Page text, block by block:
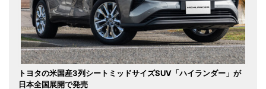
トヨタの米国産3列シートミッドサイズSUV「ハイランダー」が
日本全国展開で発売